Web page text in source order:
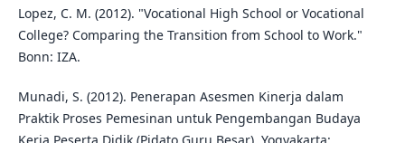
Lopez, C. M. (2012). "Vocational High School or Vocational
College? Comparing the Transition from School to Work."
Bonn: IZA.
Munadi, S. (2012). Penerapan Asesmen Kinerja dalam
Praktik Proses Pemesinan untuk Pengembangan Budaya